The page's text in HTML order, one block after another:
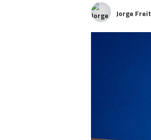
Jorge